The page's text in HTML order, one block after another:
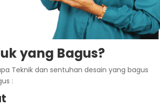
yang Bagus?
Teknik dan sentuhan desain yang bagus
: